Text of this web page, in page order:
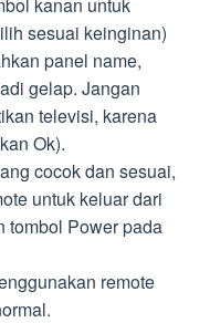
sesuai keinginan)
panel name,
gelap. Jangan
televisi, karena
Ok).
cocok dan sesuai,
untuk keluar dari
tombol Power pada
remote